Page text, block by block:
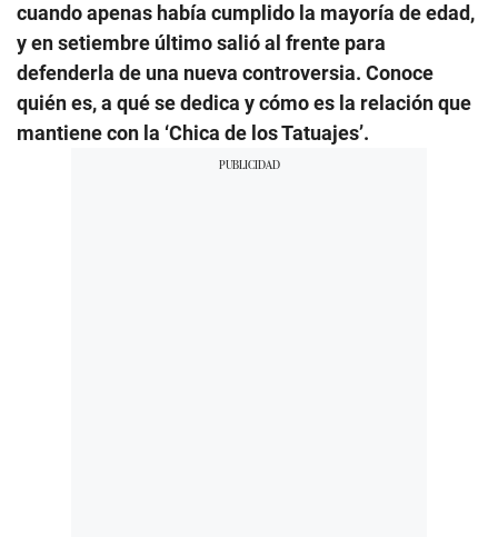
cuando apenas había cumplido la mayoría de edad,
y en setiembre último salió al frente para
defenderla de una nueva controversia. Conoce
quién es, a qué se dedica y cómo es la relación que
mantiene con la ‘Chica de los Tatuajes’.